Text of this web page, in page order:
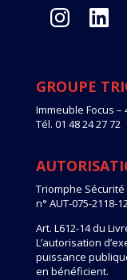
InstagramLinkedIn
GROUPE
Immeuble Focus –
Tél. 01 48 24 27 72
Triomphe Sécurité
n° AUT-075-2118-
Art. L612-14 du
L’autorisation
puissance
en bénéficient.